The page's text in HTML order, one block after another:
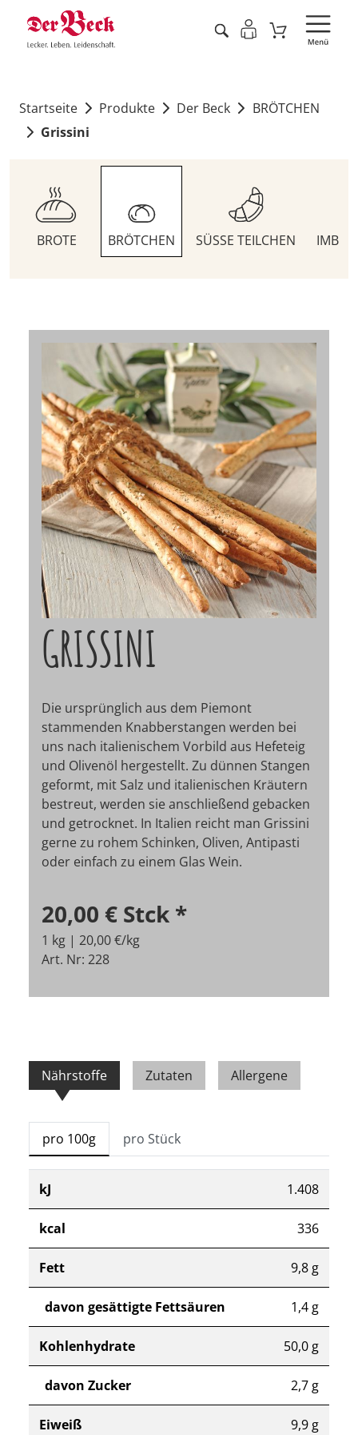
Startseite Produkte Der Beck
BRÖTCHEN
Grissini
BROTE BRÖTCHEN SÜSSE TEILCHEN
GRISSINI
Die ursprünglich aus dem Piemont
stammenden Knabberstangen werden bei
uns nach italienischem Vorbild aus Hefeteig
und Olivenöl hergestellt. Zu dünnen Stangen
geformt, mit Salz und italienischen Kräutern
bestreut, werden sie anschließend gebacken
und getrocknet. In Italien reicht man Grissini
gerne zu rohem Schinken, Oliven, Antipasti
oder einfach zu einem Glas Wein.
20,00 € Stck *
1 kg | 20,00 €/kg
Art. Nr: 228
Nährstoffe Zutaten Allergene
pro 100g pro Stück
kJ 1.408
kcal 336
Fett 9,8 g
davon gesättigte Fettsäuren 1,4 g
Kohlenhydrate 50,0 g
davon Zucker 2,7 g
Eiweiß 9,9 g